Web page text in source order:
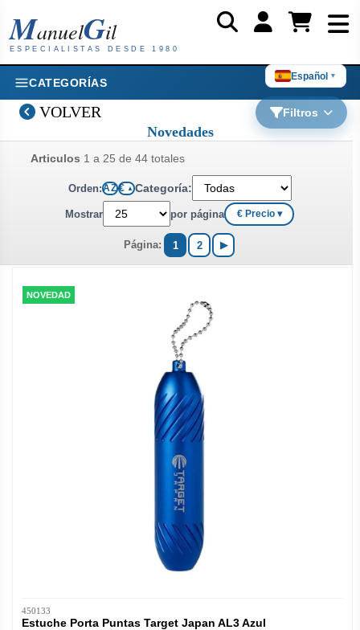
Español ▼
ManuelGil
ESPECIALISTAS DESDE 1980
CATEGORÍAS
VOLVER Filtros
Novedades
Articulos 1 a 25 de 44 totales
Orden:A Z € ▲ Categoría:
Mostrar por página € Precio ▾
Página: 1 2 ▶
NOVEDAD
450133
Estuche Porta Puntas Target Japan AL3 Azul